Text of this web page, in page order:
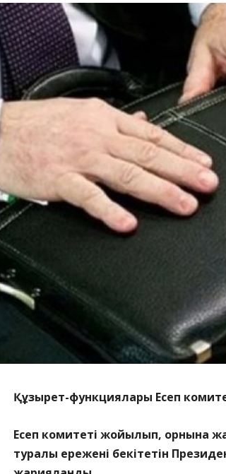
Құзырет-функциялары Есеп
Есеп комитеті жойылып, орнына
туралы ережені бекітетін